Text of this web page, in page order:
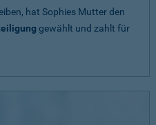
hat Sophies Mutter den
gewählt und zahlt für